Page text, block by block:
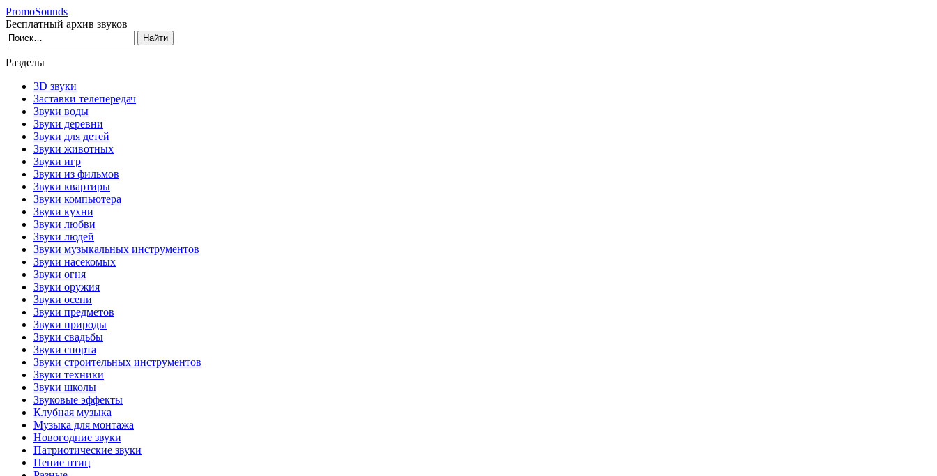
PromoSounds
Бесплатный архив звуков
Разделы
3D звуки
Заставки телепередач
Звуки воды
Звуки деревни
Звуки для детей
Звуки животных
Звуки игр
Звуки из фильмов
Звуки квартиры
Звуки компьютера
Звуки кухни
Звуки любви
Звуки людей
Звуки музыкальных инструментов
Звуки насекомых
Звуки огня
Звуки оружия
Звуки осени
Звуки предметов
Звуки природы
Звуки свадьбы
Звуки спорта
Звуки строительных инструментов
Звуки техники
Звуки школы
Звуковые эффекты
Клубная музыка
Музыка для монтажа
Новогодние звуки
Патриотические звуки
Пение птиц